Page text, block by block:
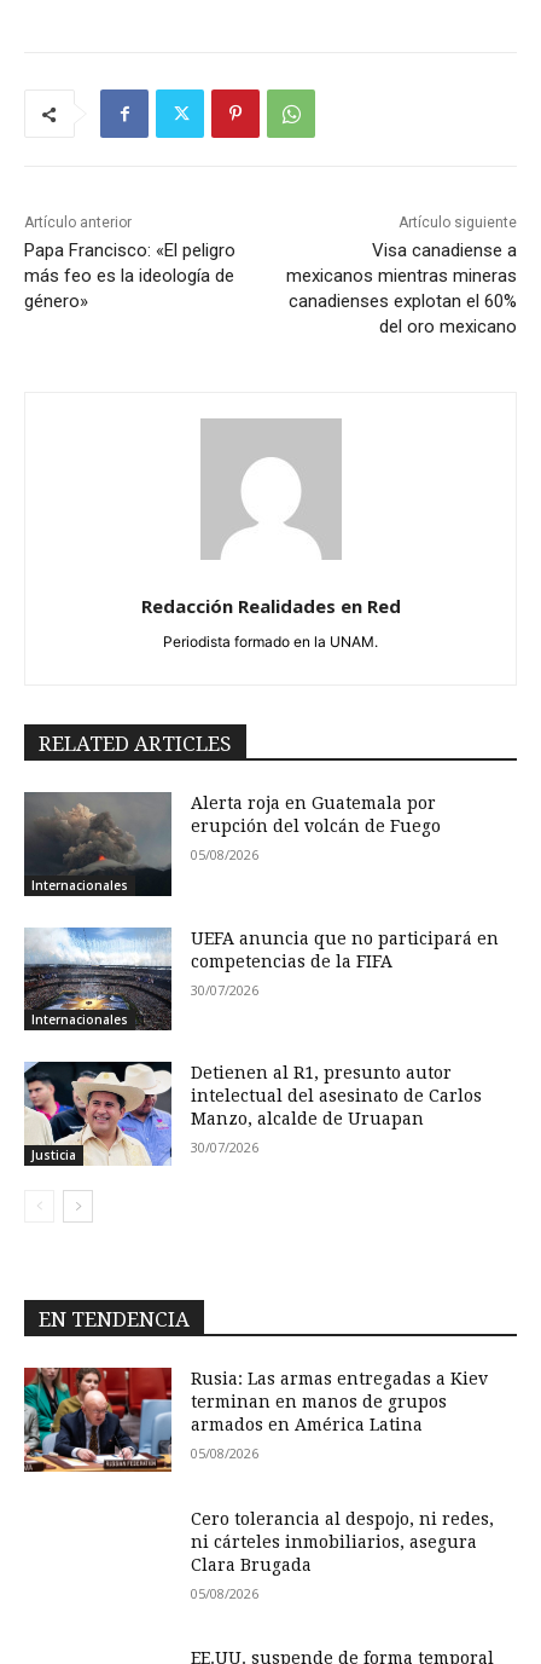
Artículo anterior
Papa Francisco: «El peligro
más feo es la ideología de
género»
Artículo siguiente
Visa canadiense a
mexicanos mientras mineras
canadienses explotan el 60%
del oro mexicano
Redacción Realidades en Red
Periodista formado en la UNAM.
RELATED ARTICLES
Internacionales
Alerta roja en Guatemala por
erupción del volcán de Fuego
05/08/2026
Internacionales
UEFA anuncia que no participará en
competencias de la FIFA
30/07/2026
Justicia
Detienen al R1, presunto autor
intelectual del asesinato de Carlos
Manzo, alcalde de Uruapan
30/07/2026
EN TENDENCIA
Rusia: Las armas entregadas a Kiev
terminan en manos de grupos
armados en América Latina
05/08/2026
Cero tolerancia al despojo, ni redes,
ni cárteles inmobiliarios, asegura
Clara Brugada
05/08/2026
EE.UU. suspende de forma temporal